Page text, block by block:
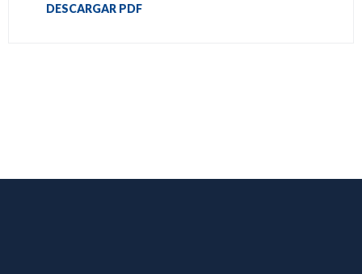
DESCARGAR PDF